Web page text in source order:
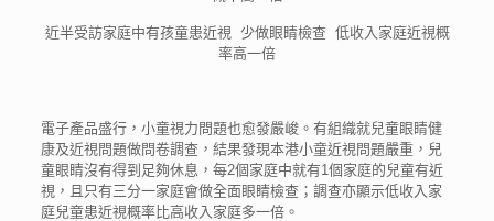
近半受訪家庭中有孩童患近視 少做眼睛檢查 低收入家庭近視概
率高一倍
電子產品盛行，小童視力問題也愈發嚴峻。有組織就兒童眼睛健
康及近視問題做問卷調查，結果發現本港小童近視問題嚴重，兒
童眼睛沒有得到足夠休息，每2個家庭中就有1個家庭的兒童有近
視，且只有三分一家庭會做全面眼睛檢查；調查亦顯示低收入家
庭兒童患近視概率比高收入家庭多一倍。